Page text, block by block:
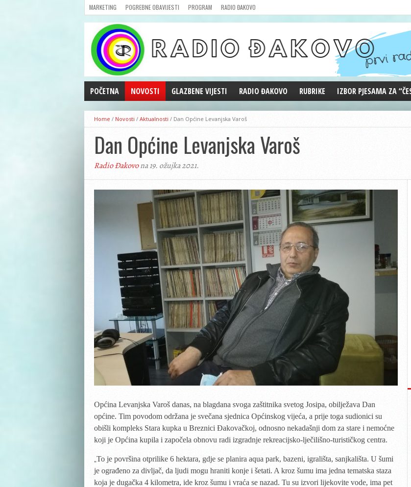
MARKETING POGREBNE OBAVIJESTI PROGRAM RADIO ĐAKOVO
POČETNA NOVOSTI
AKTUALNOSTI
CRNA KRONIKA
POLITIKA
ZANIMLJIVOSTI
GOSPODARSTVO
KULTURA
REPRIZE EMISIJA
GLAZBENE VIJESTI RADIO ĐAKOVO
MARKETING
RUBRIKE
REPRIZE EMISIJA
DOBRE VIBRACIJE
IZBOR PJESAMA ZA
Home / Novosti / Aktualnosti / Dan Općine Levanjska Varoš
Dan Općine Levanjska Varoš
Radio Đakovona 19. ožujka 2021.
Općina Levanjska Varoš danas, na blagdana svoga zaštitnika svetog Josipa, obilježava Dan
općine. Tim povodom održana je svečana sjednica Općinskog vijeća, a prije toga sudionici su
obišli kompleks Stara kupka u Breznici Đakovačkoj, odnosno nekadašnji dom za stare i nemoćne
koji je Općina kupila i započela obnovu radi izgradnje rekreacijsko-lječilišno-turističkog centra.
To je površina otprilike 6 hektara, gdje se planira aqua park, bazeni, igrališta, sanjkališta. U šumi
je ograđeno za divljač, da ljudi mogu hraniti konje i šetati. A kroz šumu ima jedna tematska staza
koja je dugačka 4 kilometra, ide kroz šumu i vraća se nazad. Tu su izvori lijekovite vode, ima pet